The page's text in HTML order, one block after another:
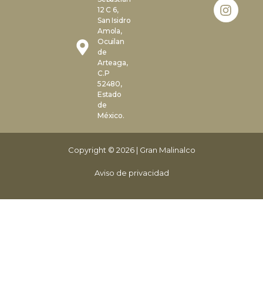
12 C 6,
San Isidro
Amola,
Ocuilan
de
Arteaga,
C.P
52480,
Estado
de
México.
Copyright © 2026 | Gran Malinalco
Aviso de privacidad